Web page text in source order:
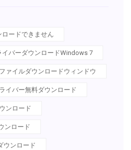
ロードできません
イバーダウンロードWindows 7
ァイルダウンロードウィンドウ
イバー無料ダウンロード
ンロード
ンロード
ウンロード